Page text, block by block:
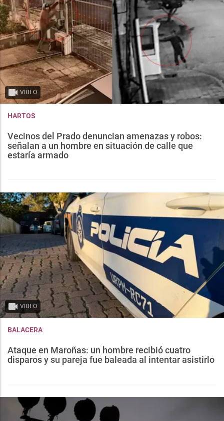
VIDEO
HARTOS
Vecinos del Prado denuncian amenazas y robos:
señalan a un hombre en situación de calle que
estaría armado
VIDEO
BALACERA
Ataque en Maroñas: un hombre recibió cuatro
disparos y su pareja fue baleada al intentar asistirlo